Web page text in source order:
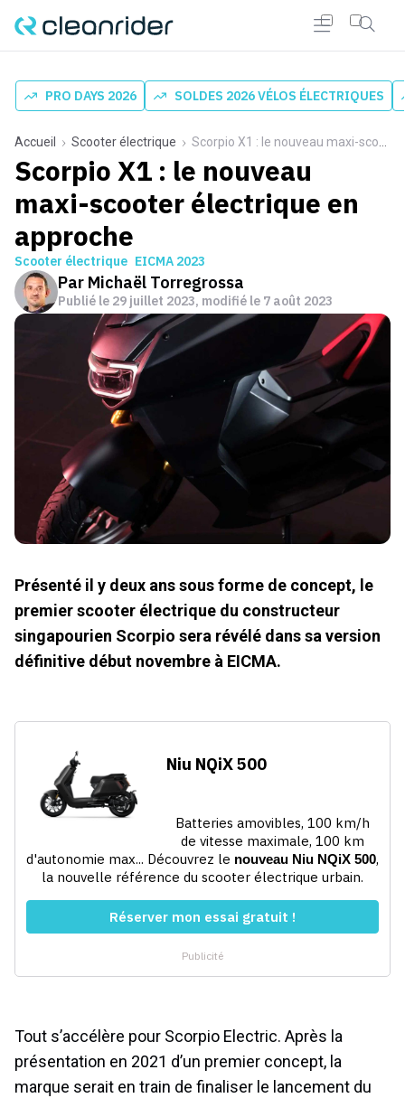
PRO DAYS 2026 SOLDES 2026 VÉLOS ÉLECTRIQUES
Accueil Scooter électrique Scorpio X1 : le nouveau maxi-scooter électrique en approche
Scorpio X1 : le nouveau
maxi-scooter électrique en
approche
Scooter électrique EICMA 2023
Par Michaël Torregrossa
Publié le 29 juillet 2023, modifié le 7 août 2023
Présenté il y deux ans sous forme de concept, le
premier scooter électrique du constructeur
singapourien Scorpio sera révélé dans sa version
définitive début novembre à EICMA.
Tout s’accélère pour Scorpio Electric. Après la
présentation en 2021 d’un premier concept, la
marque serait en train de finaliser le lancement du